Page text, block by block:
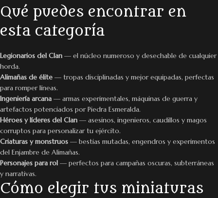
Qué puedes encontrar en
esta categoría
Legionarios del Clan — el núcleo numeroso y desechable de cualquier
horda.
Alimañas de élite — tropas disciplinadas y mejor equipadas, perfectas
para romper líneas.
Ingeniería arcana — armas experimentales, máquinas de guerra y
artefactos potenciados por Piedra Esmeralda.
Héroes y líderes del Clan — asesinos, ingenieros, caudillos y magos
corruptos para personalizar tu ejército.
Criaturas y monstruos — bestias mutadas, engendros y experimentos
del Enjambre de Alimañas.
Personajes para rol — perfectos para campañas oscuras, subterráneas
y narrativas.
Cómo elegir tus miniaturas